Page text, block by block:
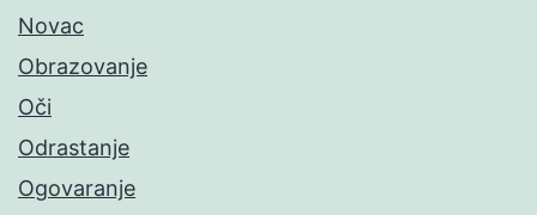
Novac
Obrazovanje
Oči
Odrastanje
Ogovaranje